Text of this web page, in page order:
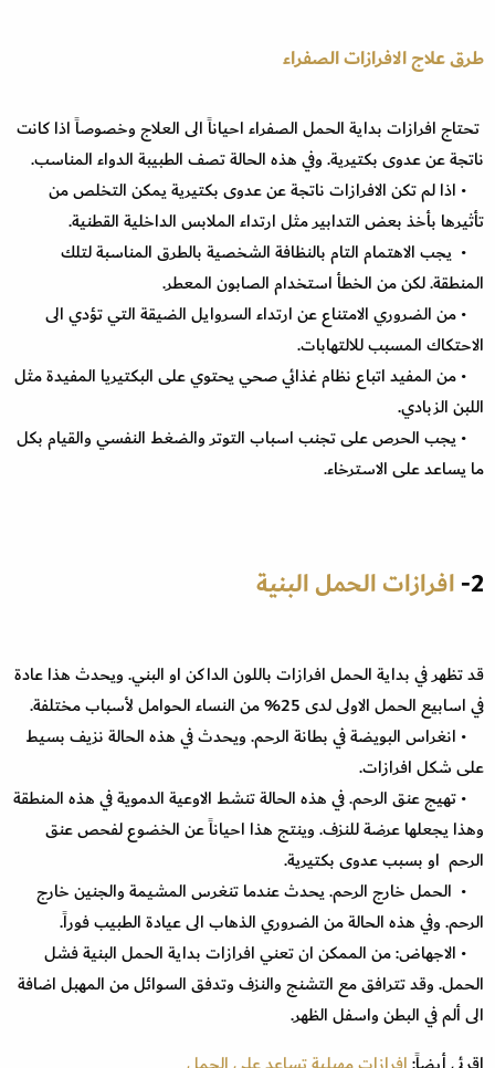
طرق علاج الافرازات الصفراء
تحتاج افرازات بداية الحمل الصفراء احياناً الى العلاج وخصوصاً اذا كانت
ناتجة عن عدوى بكتيرية. وفي هذه الحالة تصف الطبيبة الدواء المناسب.
• اذا لم تكن الافرازات ناتجة عن عدوى بكتيرية يمكن التخلص من
تأثيرها بأخذ بعض التدابير مثل ارتداء الملابس الداخلية القطنية.
• يجب الاهتمام التام بالنظافة الشخصية بالطرق المناسبة لتلك
المنطقة. لكن من الخطأ استخدام الصابون المعطر.
• من الضروري الامتناع عن ارتداء السروايل الضيقة التي تؤدي الى
الاحتكاك المسبب للالتهابات.
• من المفيد اتباع نظام غذائي صحي يحتوي على البكتيريا المفيدة مثل
اللبن الزبادي.
• يجب الحرص على تجنب اسباب التوتر والضغط النفسي والقيام بكل
ما يساعد على الاسترخاء.
2- افرازات الحمل البنية
قد تظهر في بداية الحمل افرازات باللون الداكن او البني. ويحدث هذا عادة
في اسابيع الحمل الاولى لدى 25% من النساء الحوامل لأسباب مختلفة.
• انغراس البويضة في بطانة الرحم. ويحدث في هذه الحالة نزيف بسيط
على شكل افرازات.
• تهيج عنق الرحم. في هذه الحالة تنشط الاوعية الدموية في هذه المنطقة
وهذا يجعلها عرضة للنزف. وينتج هذا احياناً عن الخضوع لفحص عنق
الرحم او بسبب عدوى بكتيرية.
• الحمل خارج الرحم. يحدث عندما تنغرس المشيمة والجنين خارج
الرحم. وفي هذه الحالة من الضروري الذهاب الى عيادة الطبيب فوراً.
• الاجهاض: من الممكن ان تعني افرازات بداية الحمل البنية فشل
الحمل. وقد تترافق مع التشنج والنزف وتدفق السوائل من المهبل اضافة
الى ألم في البطن واسفل الظهر.